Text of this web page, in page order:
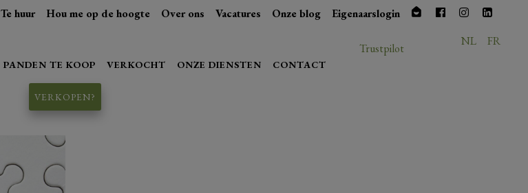
Te huur Hou me op de hoogte Over ons Vacatures Onze blog Eigenaarslogin
PANDEN TE KOOP VERKOCHT ONZE DIENSTEN CONTACT
VERKOPEN?
NL FR
Trustpilot